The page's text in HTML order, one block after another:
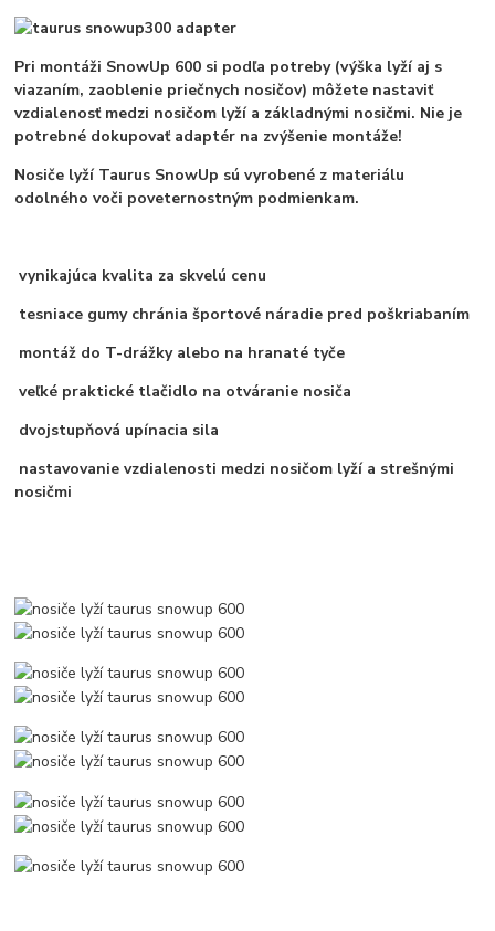
Pri montáži SnowUp 600 si podľa potreby (výška lyží aj s
viazaním, zaoblenie priečnych nosičov) môžete nastaviť
vzdialenosť medzi nosičom lyží a základnými nosičmi. Nie je
potrebné dokupovať adaptér na zvýšenie montáže!
Nosiče lyží Taurus SnowUp sú vyrobené z materiálu
odolného voči poveternostným podmienkam.
vynikajúca kvalita za skvelú cenu
tesniace gumy chránia športové náradie pred poškriabaním
montáž do T-drážky alebo na hranaté tyče
veľké praktické tlačidlo na otváranie nosiča
dvojstupňová upínacia sila
nastavovanie vzdialenosti medzi nosičom lyží a strešnými
nosičmi